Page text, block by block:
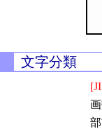
文字分類
部